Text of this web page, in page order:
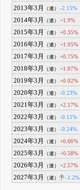
2013年3月 （連） -2.15%
2014年3月
（連） +1.9%
2015年3月
（連） +0.35%
2016年3月
（連） +1.05%
2017年3月
（連） +0.75%
2018年3月
（連） +1.07%
2019年3月
（連） +0.02%
2020年3月
（連） -0.23%
2021年3月
（連） +2.17%
2022年3月
（連） -0.11%
2023年3月
（連） -0.24%
2024年3月
（連） +0.66%
2025年3月
（連） +0.58%
2026年3月
（連） +2.57%
2027年3月
（連）予-1.2%